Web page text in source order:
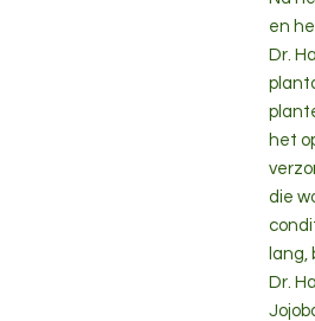
en
Dr.
het
die
Dr.